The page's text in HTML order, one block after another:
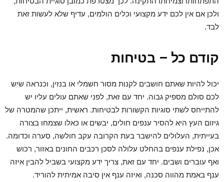
ולכן אם אין לכם ידע מקצועי וכלים הולמים, עדיף שלא לעשות זאת
לבד.
קודם כל – בטיחות
יכול להיות שאתם חושבים לקנות מסור חשמלי או בנזין, וכנראה שיש
לכם סולם מספיק גבוה. יחד עם זאת, לפני שאתם עולים עליו יש
להתייחס לשתי סוגיות הקשורות לבטיחות. ראשית, ייתכן שהמטרה של
גיזום העץ היא להסיר ענפים חולים, יבשים או כאלו שצמחו בצורה
בעייתית, העלולים להישבר בעת הקרובה עקב חולשה, סערה וכדומה.
אכן, נפילת ענפים בהחלט עלולה לסכן רכבים החונים באזור, רכוש
ואף עוברים ושבים. יחד עם זאת, צריך ידע מקצועי בשביל להבין איזה
ענף באמת מהווה סכנה, ואיזה ענף אין סיבה אמיתית להוריד.